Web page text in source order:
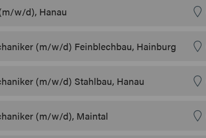
w/d), Hanau
(m/w/d) Feinblechbau, Hainburg
(m/w/d) Stahlbau, Hanau
(m/w/d), Maintal